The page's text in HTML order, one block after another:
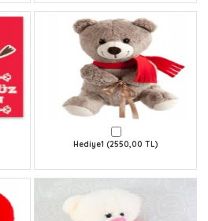
Hediye1 (2550,00 TL)